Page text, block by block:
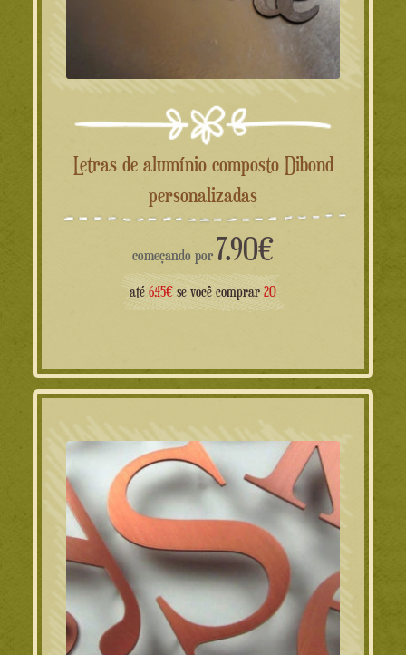
Letras de alumínio composto Dibond
personalizadas
começando por 7.90€
até 6.45€ se você comprar 20